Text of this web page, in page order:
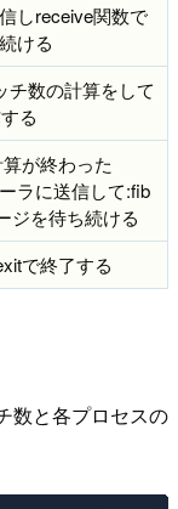
しreceive関数で
ける
チ数の計算をして
る
が終わった
ラに送信して:fib
ジを待ち続ける
で終了する
数と各プロセスの